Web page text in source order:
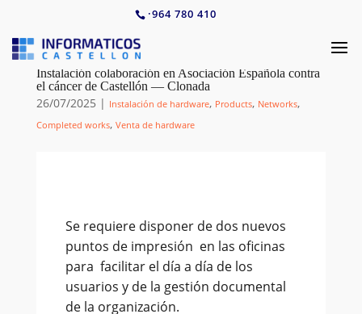
·964 780 410
Instalación colaboración en Asociación Española contra
el cáncer de Castellón — Clonada
26/07/2025 | Instalación de hardware, Products, Networks,
Completed works, Venta de hardware
Se requiere disponer de dos nuevos
puntos de impresión en las oficinas
para facilitar el día a día de los
usuarios y de la gestión documental
de la organización.